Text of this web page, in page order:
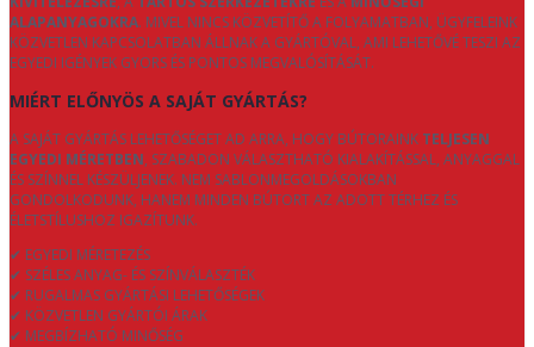
ALAPANYAGOKRA. MIVEL NINCS KÖZVETÍTŐ A FOLYAMATBAN, ÜGYFELEINK
KÖZVETLEN KAPCSOLATBAN ÁLLNAK A GYÁRTÓVAL, AMI LEHETŐVÉ TESZI AZ
EGYEDI IGÉNYEK GYORS ÉS PONTOS MEGVALÓSÍTÁSÁT.
MIÉRT ELŐNYÖS A SAJÁT GYÁRTÁS?
A SAJÁT GYÁRTÁS LEHETŐSÉGET AD ARRA, HOGY BÚTORAINK TELJESEN
EGYEDI MÉRETBEN, SZABADON VÁLASZTHATÓ KIALAKÍTÁSSAL, ANYAGGAL
ÉS SZÍNNEL KÉSZÜLJENEK. NEM SABLONMEGOLDÁSOKBAN
GONDOLKODUNK, HANEM MINDEN BÚTORT AZ ADOTT TÉRHEZ ÉS
ÉLETSTÍLUSHOZ IGAZÍTUNK.
✔ EGYEDI MÉRETEZÉS
✔ SZÉLES ANYAG- ÉS SZÍNVÁLASZTÉK
✔ RUGALMAS GYÁRTÁSI LEHETŐSÉGEK
✔ KÖZVETLEN GYÁRTÓI ÁRAK
✔ MEGBÍZHATÓ MINŐSÉG